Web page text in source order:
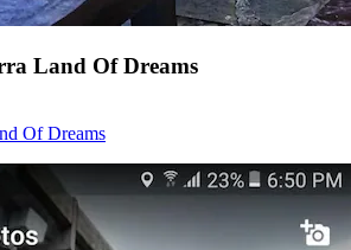
Land Of Dreams
Of Dreams